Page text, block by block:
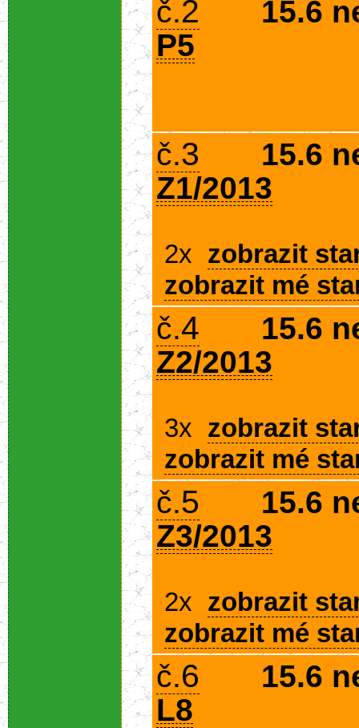
č.2
15.6
P5
č.3
15.6
Z1/2013
2x zobrazit
zobrazit mé
č.4
15.6
Z2/2013
3x zobrazit
zobrazit mé
č.5
15.6
Z3/2013
2x zobrazit
zobrazit mé
č.6
15.6
L8